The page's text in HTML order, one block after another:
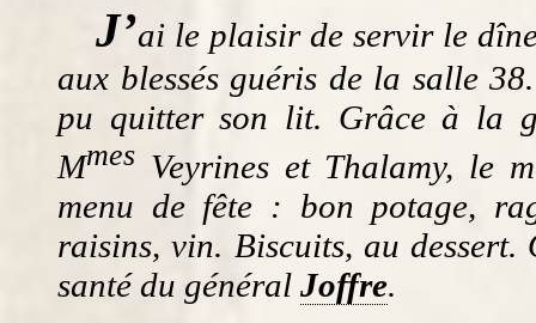
J’ai le plaisir de servir le
aux blessés guéris de la salle
pu quitter son lit. Grâce à la
Mmes Veyrines et Thalamy, le
menu de fête : bon potage,
raisins, vin. Biscuits, au
santé du général Joffre.